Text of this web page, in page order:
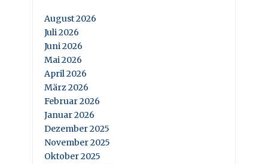
August 2026
Juli 2026
Juni 2026
Mai 2026
April 2026
März 2026
Februar 2026
Januar 2026
Dezember 2025
November 2025
Oktober 2025